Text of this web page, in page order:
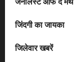
जिंदगी का जायका
जिलेवार खबरें